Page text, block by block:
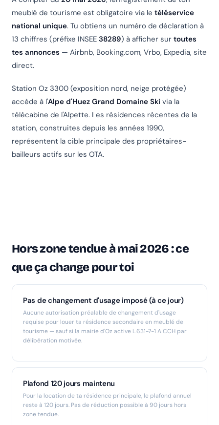
meublé de tourisme est obligatoire via le téléservice
national unique. Tu obtiens un numéro de déclaration à
13 chiffres (préfixe INSEE 38289) à afficher sur toutes
tes annonces — Airbnb, Booking.com, Vrbo, Expedia, site
direct.
Station Oz 3300 (exposition nord, neige protégée)
accède à l'Alpe d'Huez Grand Domaine Ski via la
télécabine de l'Alpette. Les résidences récentes de la
station, construites depuis les années 1990,
représentent la cible principale des propriétaires-
bailleurs actifs sur les OTA.
Hors zone tendue à mai 2026 : ce
que ça change pour toi
Pas de changement d'usage imposé (à ce jour)
Aucune autorisation préalable de changement d'usage
requise pour louer ta résidence secondaire en meublé de
tourisme — sauf si la mairie d'Oz active L.631-7-1 A CCH par
délibération motivée.
Plafond 120 jours maintenu
Pour la location de ta résidence principale, le plafond annuel
reste à 120 jours. Pas de réduction possible à 90 jours hors
zone tendue.